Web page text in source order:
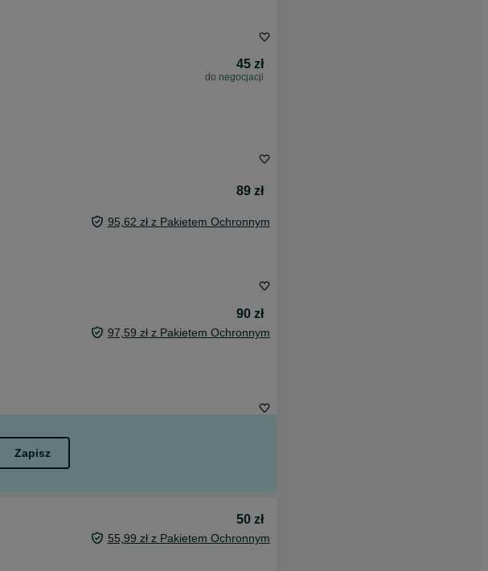
45 zł
do negocjacji
89 zł
95,62 zł z Pakietem Ochronnym
90 zł
97,59 zł z Pakietem Ochronnym
Zapisz
50 zł
55,99 zł z Pakietem Ochronnym